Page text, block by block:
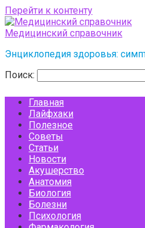
Перейти к контенту
Медицинский справочник
Энциклопедия здоровья:
Поиск:
Главная
Лайфхаки
Полезное
Советы
Статьи
Новости
Акушерство
Анатомия
Биология
Болезни
Психология